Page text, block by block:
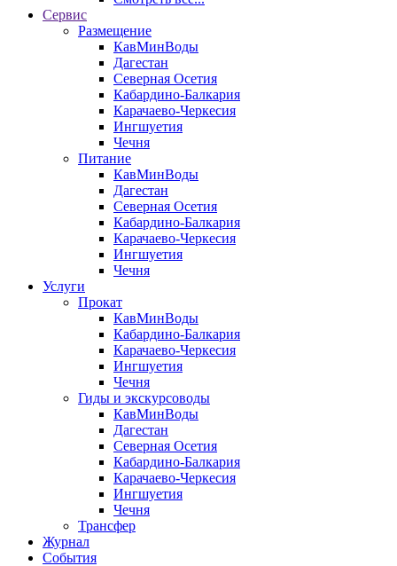
Сервис
Размещение
КавМинВоды
Дагестан
Северная Осетия
Кабардино-Балкария
Карачаево-Черкесия
Ингшуетия
Чечня
Питание
КавМинВоды
Дагестан
Северная Осетия
Кабардино-Балкария
Карачаево-Черкесия
Ингшуетия
Чечня
Услуги
Прокат
КавМинВоды
Кабардино-Балкария
Карачаево-Черкесия
Ингшуетия
Чечня
Гиды и экскурсоводы
КавМинВоды
Дагестан
Северная Осетия
Кабардино-Балкария
Карачаево-Черкесия
Ингшуетия
Чечня
Трансфер
Журнал
События